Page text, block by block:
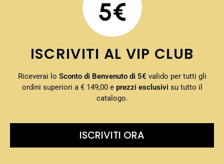
ISCRIVITI AL VIP CLUB
Riceverai lo Sconto di Benvenuto di 5€ valido per tutti gli
ordini superiori a € 149,00 e prezzi esclusivi su tutto il
catalogo.
ISCRIVITI ORA